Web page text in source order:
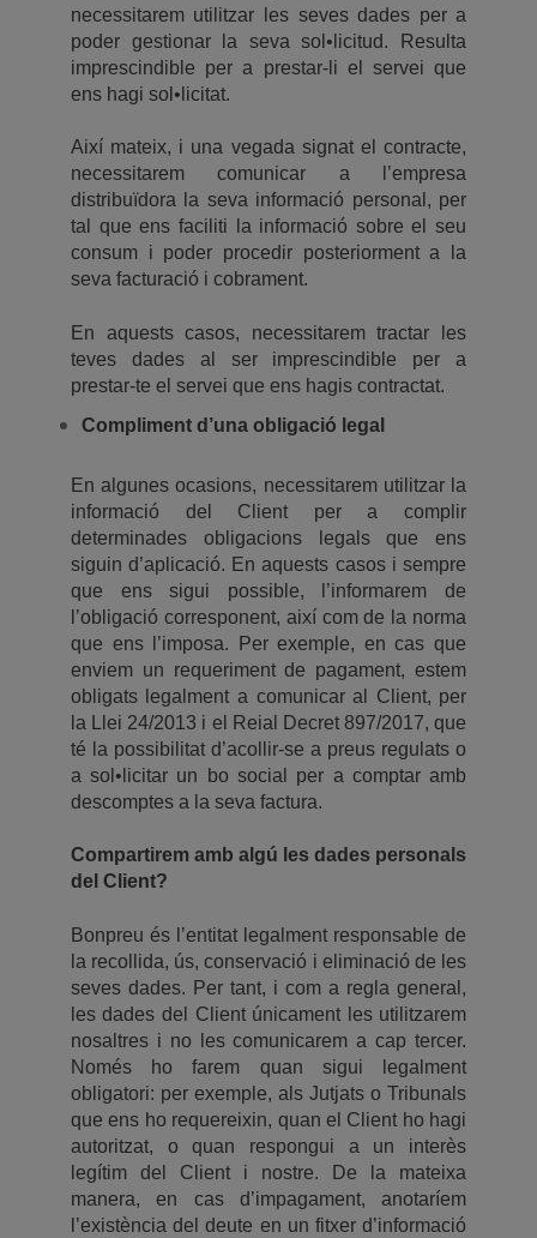
necessitarem utilitzar les seves dades per a
poder gestionar la seva sol•licitud. Resulta
imprescindible per a prestar-li el servei que
ens hagi sol•licitat.
Així mateix, i una vegada signat el contracte,
necessitarem comunicar a l’empresa
distribuïdora la seva informació personal, per
tal que ens faciliti la informació sobre el seu
consum i poder procedir posteriorment a la
seva facturació i cobrament.
En aquests casos, necessitarem tractar les
teves dades al ser imprescindible per a
prestar-te el servei que ens hagis contractat.
Compliment d’una obligació legal
En algunes ocasions, necessitarem utilitzar la
informació del Client per a complir
determinades obligacions legals que ens
siguin d’aplicació. En aquests casos i sempre
que ens sigui possible, l’informarem de
l’obligació corresponent, així com de la norma
que ens l’imposa. Per exemple, en cas que
enviem un requeriment de pagament, estem
obligats legalment a comunicar al Client, per
la Llei 24/2013 i el Reial Decret 897/2017, que
té la possibilitat d’acollir-se a preus regulats o
a sol•licitar un bo social per a comptar amb
descomptes a la seva factura.
Compartirem amb algú les dades personals
del Client?
Bonpreu és l’entitat legalment responsable de
la recollida, ús, conservació i eliminació de les
seves dades. Per tant, i com a regla general,
les dades del Client únicament les utilitzarem
nosaltres i no les comunicarem a cap tercer.
Només ho farem quan sigui legalment
obligatori: per exemple, als Jutjats o Tribunals
que ens ho requereixin, quan el Client ho hagi
autoritzat, o quan respongui a un interès
legítim del Client i nostre. De la mateixa
manera, en cas d’impagament, anotaríem
l’existència del deute en un fitxer d’informació